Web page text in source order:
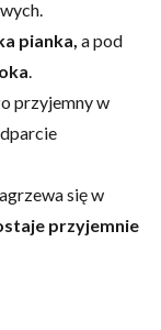
pianka, a pod
.
przyjemny w
się w
przyjemnie